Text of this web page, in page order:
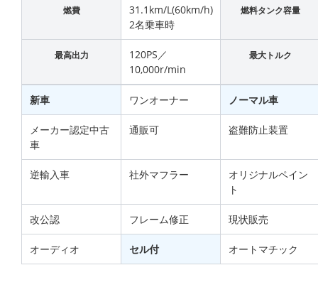
燃費
31.1km/L(60km/h)
2名乗車時
燃料タンク容量
最高出力
120PS／
10,000r/min
最大トルク
新車 ワンオーナー ノーマル車
メーカー認定中古
車
通販可 盗難防止装置
逆輸入車 社外マフラー
オリジナルペイン
ト
改公認 フレーム修正 現状販売
オーディオ セル付 オートマチック